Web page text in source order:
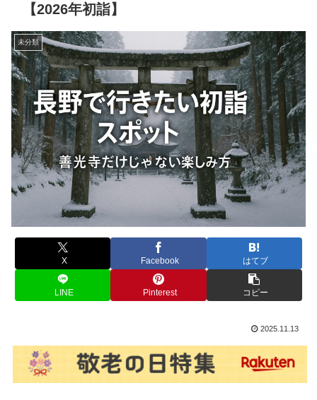
【2026年初詣】
未分類
X Facebook はてブ
LINE Pinterest コピー
2025.11.13